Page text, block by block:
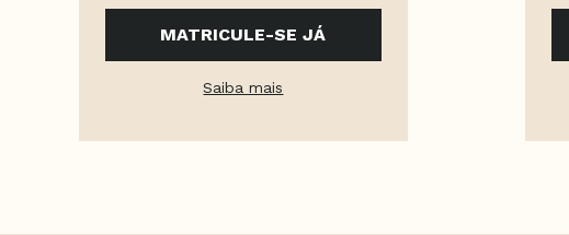
MATRICULE-SE JÁ
Saiba mais